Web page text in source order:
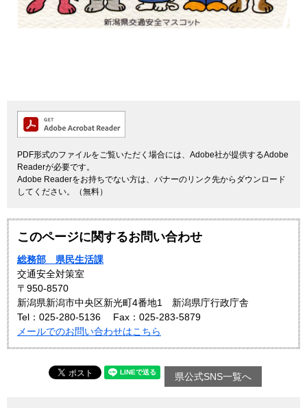
PDF形式のファイルをご覧いただく場合には、Adobe社が提供するAdobe
Readerが必要です。
Adobe Readerをお持ちでない方は、バナーのリンク先からダウンロード
してください。（無料）
このページに関するお問い合わせ
総務部 県民生活課
交通安全対策室
〒950-8570
新潟県新潟市中央区新光町4番地1 新潟県庁行政庁舎
Tel：025-280-5136
Fax：025-283-5879
メールでのお問い合わせはこちら
県公式SNS一覧へ